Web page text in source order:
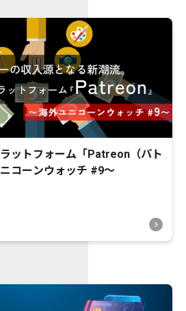
ットフォーム「Patreon（パト
コーンウォッチ #9〜